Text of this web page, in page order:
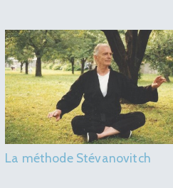
La méthode Stévanovitch